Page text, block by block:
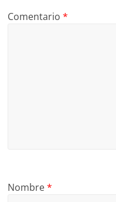
Comentario*
Nombre*